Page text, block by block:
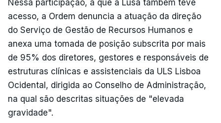
Nessa participação, a que a Lusa também teve
acesso, a Ordem denuncia a atuação da direção
do Serviço de Gestão de Recursos Humanos e
anexa uma tomada de posição subscrita por mais
de 95% dos diretores, gestores e responsáveis de
estruturas clínicas e assistenciais da ULS Lisboa
Ocidental, dirigida ao Conselho de Administração,
na qual são descritas situações de "elevada
gravidade".